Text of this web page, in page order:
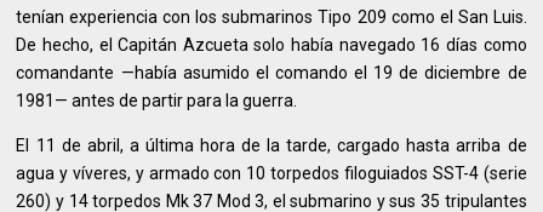
tenían experiencia con los submarinos Tipo 209 como el San Luis.
De hecho, el Capitán Azcueta solo había navegado 16 días como
comandante —había asumido el comando el 19 de diciembre de
1981— antes de partir para la guerra.
El 11 de abril, a última hora de la tarde, cargado hasta arriba de
agua y víveres, y armado con 10 torpedos filoguiados SST-4 (serie
260) y 14 torpedos Mk 37 Mod 3, el submarino y sus 35 tripulantes